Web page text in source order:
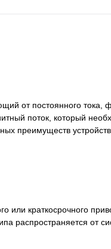
от постоянного тока,
поток, который
преимуществ
или краткосрочного
распространяется от